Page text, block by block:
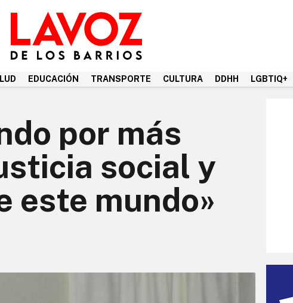
EDUCACIÓN TRANSPORTE CULTURA DDHH LGBTIQ+
por más
social y
este mundo»